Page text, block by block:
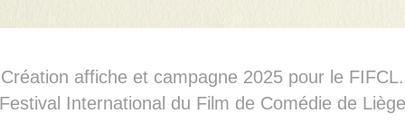
Création affiche et campagne 2025 pour le FIFCL.
International du Film de Comédie de